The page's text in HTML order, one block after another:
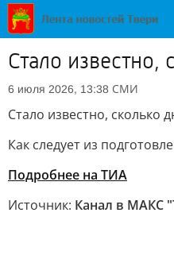
Стало известно,
6 июля 2026, 13:38 СМИ
Стало известно, сколько
Как следует из
Подробнее на ТИА
Источник: Канал в МАКС